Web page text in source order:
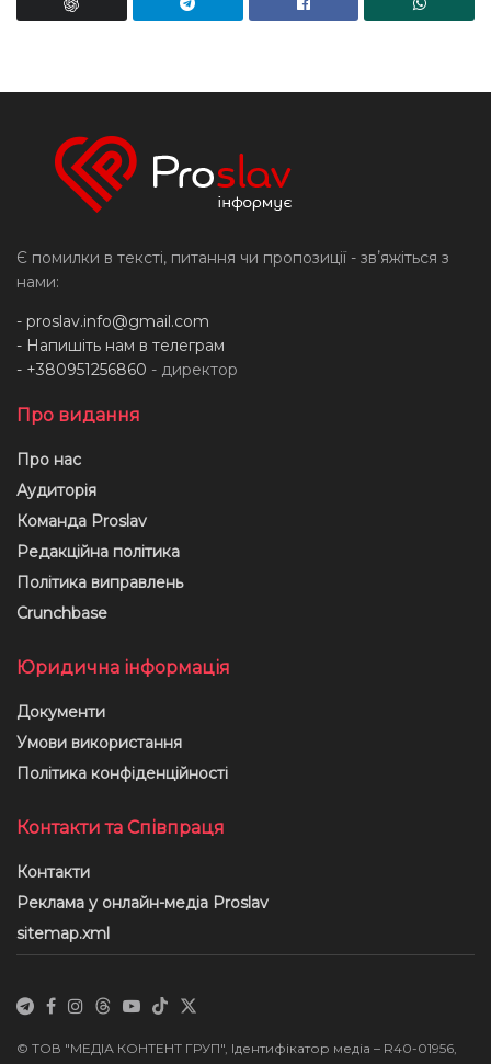
Є помилки в тексті, питання чи пропозиції - звʼяжіться з
нами:
- proslav.info@gmail.com
- Напишіть нам в телеграм
- +380951256860 - директор
Про видання
Про нас
Аудиторія
Команда Proslav
Редакційна політика
Політика виправлень
Crunchbase
Юридична інформація
Документи
Умови використання
Політика конфіденційності
Контакти та Співпраця
Контакти
Реклама у онлайн-медіа Proslav
sitemap.xml
© ТОВ "МЕДІА КОНТЕНТ ГРУП", Ідентифікатор медіа – R40-01956,